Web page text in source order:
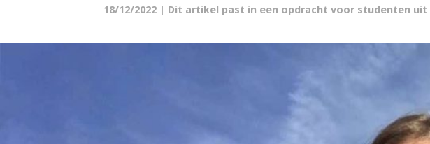
18/12/2022| Dit artikel past in een opdracht voor studenten uit